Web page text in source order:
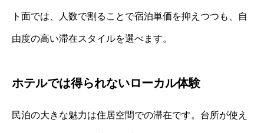
ト面では、人数で割ることで宿泊単価を抑えつつも、自
由度の高い滞在スタイルを選べます。
ホテルでは得られないローカル体験
民泊の大きな魅力は住居空間での滞在です。台所が使え